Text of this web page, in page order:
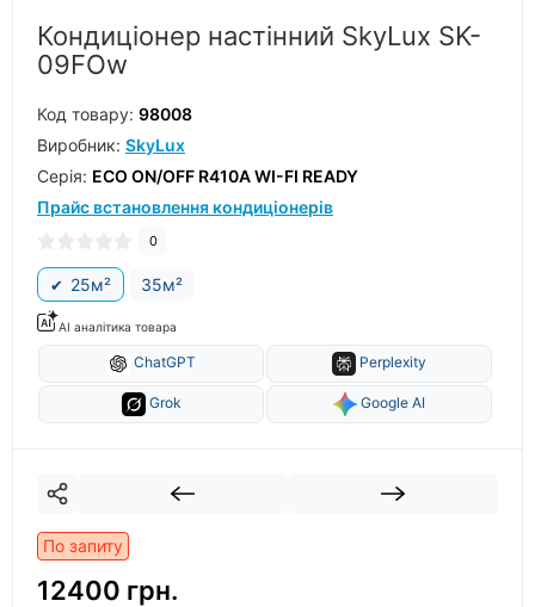
Кондиціонер настінний SkyLux SK-
09FOw
Код товару: 98008
Виробник: SkyLux
Серiя: ECO ON/OFF R410A WI-FI READY
Прайс встановлення кондиціонерів
0
25м² 35м²
AI аналітика товара
ChatGPT Perplexity
Grok Google AI
По запиту
12400 грн.